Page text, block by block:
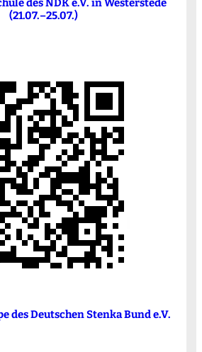
des NDK e.V. in Westerstede
(21.07.–25.07.)
des Deutschen Stenka Bund e.V.